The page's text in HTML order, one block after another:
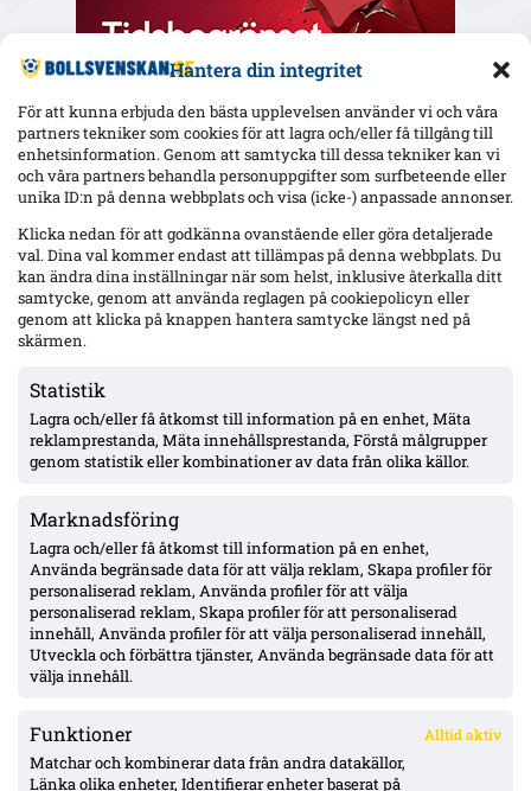
Hantera din integritet
För att kunna erbjuda den bästa upplevelsen använder vi och våra
partners tekniker som cookies för att lagra och/eller få tillgång till
enhetsinformation. Genom att samtycka till dessa tekniker kan vi
och våra partners behandla personuppgifter som surfbeteende eller
unika ID:n på denna webbplats och visa (icke-) anpassade annonser.
Klicka nedan för att godkänna ovanstående eller göra detaljerade
val. Dina val kommer endast att tillämpas på denna webbplats. Du
kan ändra dina inställningar när som helst, inklusive återkalla ditt
samtycke, genom att använda reglagen på cookiepolicyn eller
genom att klicka på knappen hantera samtycke längst ned på
skärmen.
Statistik
Lagra och/eller få åtkomst till information på en enhet, Mäta
reklamprestanda, Mäta innehållsprestanda, Förstå målgrupper
genom statistik eller kombinationer av data från olika källor.
Marknadsföring
Lagra och/eller få åtkomst till information på en enhet,
Använda begränsade data för att välja reklam, Skapa profiler för
personaliserad reklam, Använda profiler för att välja
personaliserad reklam, Skapa profiler för att personaliserad
innehåll, Använda profiler för att välja personaliserad innehåll,
Utveckla och förbättra tjänster, Använda begränsade data för att
välja innehåll.
Funktioner Alltid aktiv
Matchar och kombinerar data från andra datakällor,
Länka olika enheter, Identifierar enheter baserat på
Senaste
låret” – AIK vann 4–3 på Gamla Ullevi
Zadok Yohanna debuterade för Brighton – 30 min i 3–0 mot
Officiellt: Halmstads BK:s vänsterback Gustav Friberg klar för
Kolding – kontrakt till sommaren 2029
Olsson bröt 38-matchers måltorka – sköt Elfsborgs 1–0 borta
mot Mjällby
Officiellt: Samed Bazdar klar för Sint-Truidense – AIK-affären
sprack
ÖVERSIKT
Nyheter & Reportage